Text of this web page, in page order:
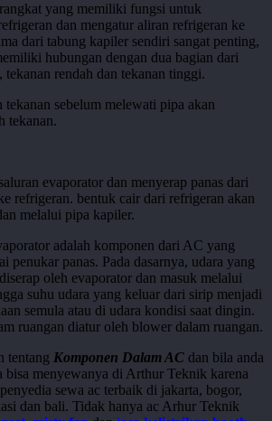
yang memiliki fungsi untuk
dan mengatur aliran refrigeran ke
dari tabung kapiler sendiri sangat penting,
hubungan dengan dua bagian dari
tekanan rendah dan tekanan tinggi.
sebelum melewati pipa akan
tekanan.
evaporator dan menyerap panas dari
refrigeran. bentuk cair dari refrigeran akan
melalui pipa kapiler.
adalah komponen dari AC yang
penukar panas. Pada dasarnya, udara yang
oleh evaporator dan masuk melalui
suhu udara yang keluar dari sirip menjadi
semula atau di udara kondisi saat dingin.
ruangan diatur oleh blower dalam ruangan.
tentang Komponen Dalam AC dan bila anda
bisa menyewanya di Arthur Teknik karena
sewa ac terbaik di jakarta, bogor,
dan bali. Tidak hanya ac Arhur Teknik